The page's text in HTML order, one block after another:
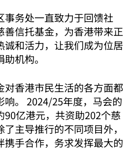
事务处一直致力于回馈社
善信托基金，为香港带来正
诚和活力，让我们成为位居
机构。
对香港市民生活的各方面都
响。 2024/25年度，马会的
90亿港元，共资助202个慈
主导推行的不同项目外，
携手合作，务求发挥最大的